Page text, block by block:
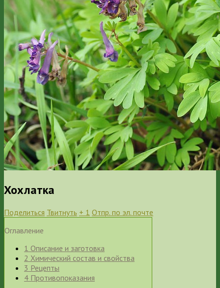
Хохлатка
Поделиться Твитнуть + 1 Отпр. по эл. почте
Оглавление
1 Описание и заготовка
2 Химический состав и свойства
3 Рецепты
4 Противопоказания